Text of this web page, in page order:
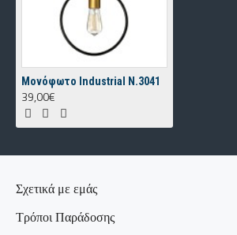
Μονόφωτο Industrial Ν.3041
39,00€
Σχετικά με εμάς
Τρόποι Παράδοσης